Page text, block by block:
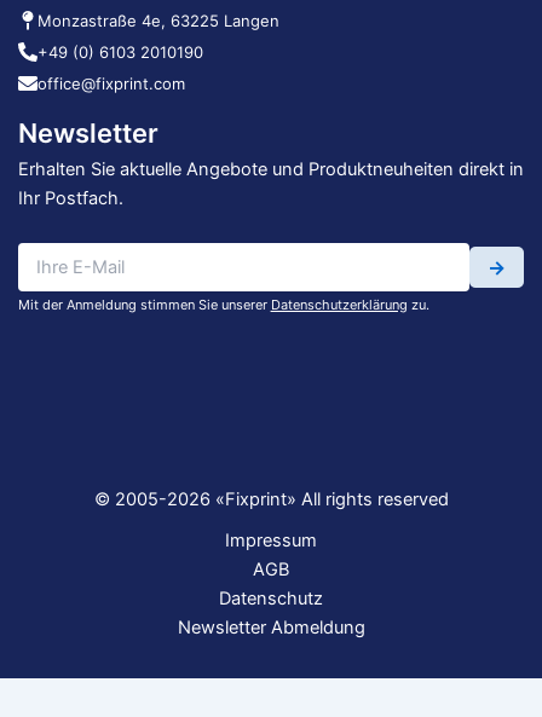
Monzastraße 4e, 63225 Langen
+49 (0) 6103 2010190
office@fixprint.com
Newsletter
Erhalten Sie aktuelle Angebote und Produktneuheiten direkt in
Ihr Postfach.
→
Mit der Anmeldung stimmen Sie unserer Datenschutzerklärung zu.
© 2005-2026 «Fixprint» All rights reserved
Impressum
AGB
Datenschutz
Newsletter Abmeldung